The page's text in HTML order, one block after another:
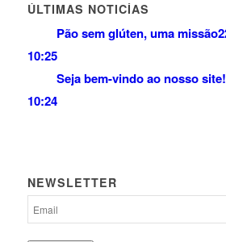
ÚLTIMAS NOTICÍAS
Pão sem glúten, uma missão
10:25
Seja bem-vindo ao nosso site!
10:24
NEWSLETTER